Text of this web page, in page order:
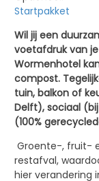
Startpakket
Wil jij een
voetafdruk van
Wormenhotel
compost.
tuin, balkon of
Delft), sociaal
(100%
Groente-, fruit-
restafval,
hier verandering